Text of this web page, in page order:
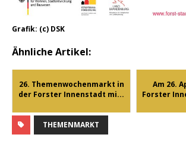
Grafik: (c) DSK
Ähnliche Artikel:
26. Themenwochenmarkt in
der Forster Innenstadt mi...
Am 26.
Forster
THEMENMARKT